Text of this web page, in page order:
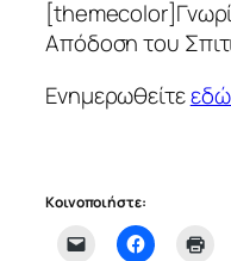
Απόδοση του
Ενημερωθείτε
Κοινοποιήστε: